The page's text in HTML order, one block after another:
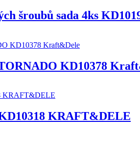
šroubů sada 4ks
KD10378
KRAFT&DELE